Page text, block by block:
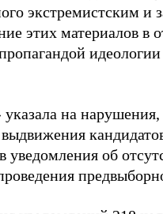
экстремистским
этих материалов в
на
уведомления об